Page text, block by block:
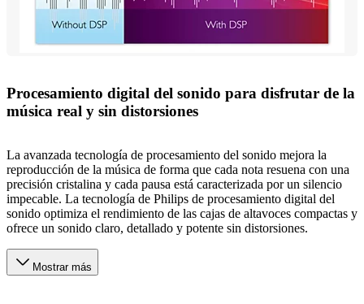
Procesamiento digital del sonido para disfrutar de la
música real y sin distorsiones
La avanzada tecnología de procesamiento del sonido mejora la
reproducción de la música de forma que cada nota resuena con una
precisión cristalina y cada pausa está caracterizada por un silencio
impecable. La tecnología de Philips de procesamiento digital del
sonido optimiza el rendimiento de las cajas de altavoces compactas y
ofrece un sonido claro, detallado y potente sin distorsiones.
Mostrar más